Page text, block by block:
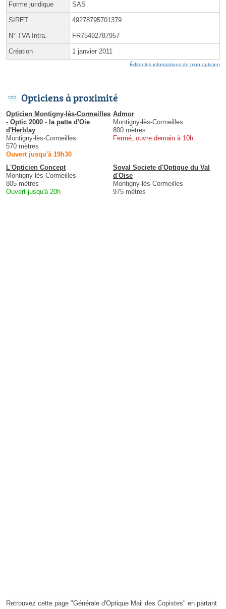
Forme juridique SAS
SIRET 49278795701379
N° TVA Intra. FR75492787957
Création 1 janvier 2011
Éditer les informations de mon opticien
Opticiens à proximité
Opticien Montigny-lès-Cormeilles
- Optic 2000 - la patte d'Oie
d'Herblay
Montigny-lès-Cormeilles
570 mètres
Ouvert jusqu'à 19h30
Admor
Montigny-lès-Cormeilles
800 mètres
Fermé, ouvre demain à 10h
L'Opticien Concept
Montigny-lès-Cormeilles
805 mètres
Ouvert jusqu'à 20h
Soval Societe d'Optique du Val
d'Oise
Montigny-lès-Cormeilles
975 mètres
Retrouvez cette page "Générale d'Optique Mail des Copistes" en partant